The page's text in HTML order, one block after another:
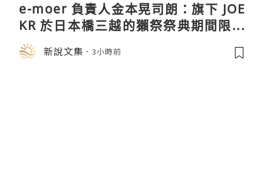
e-moer 負責人金本晃司朗：旗下 JOE
KR 於日本橋三越的獺祭祭典期間限定
店中，與日伸貴金属的東京銀器工匠一
同參展新說文集 3小時前